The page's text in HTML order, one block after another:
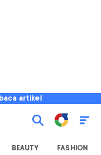
artikel
BEAUTY FASHION